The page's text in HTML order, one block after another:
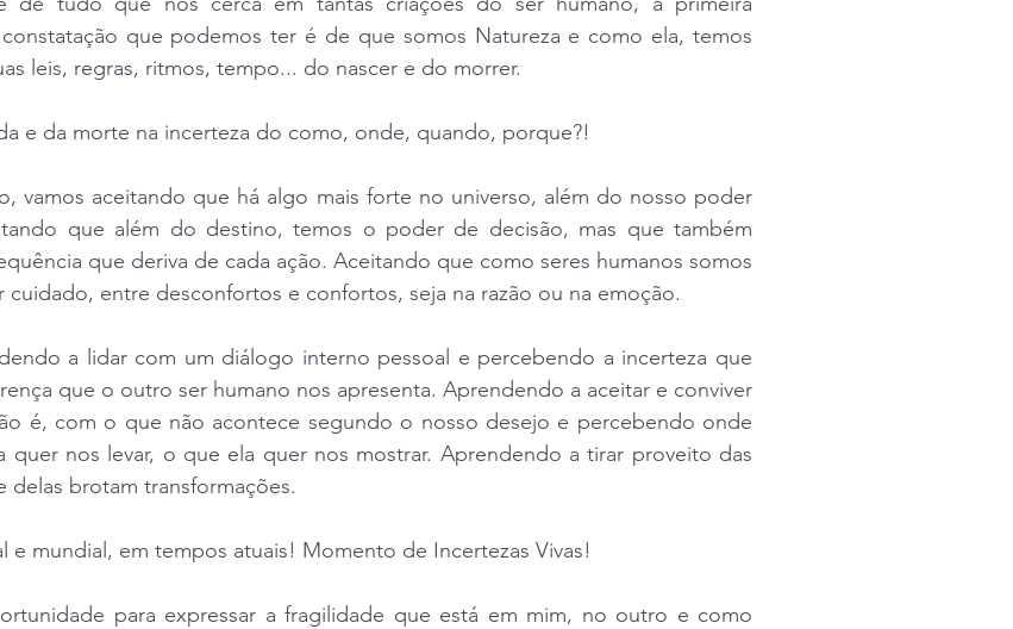
que podemos ter é de que somos Natureza e como ela, temos
leis, regras, ritmos, tempo... do nascer e do morrer.
e da morte na incerteza do como, onde, quando, porque?!
vamos aceitando que há algo mais forte no universo, além do nosso poder
que além do destino, temos o poder de decisão, mas que também
que deriva de cada ação. Aceitando que como seres humanos somos
cuidado, entre desconfortos e confortos, seja na razão ou na emoção.
a lidar com um diálogo interno pessoal e percebendo a incerteza que
que o outro ser humano nos apresenta. Aprendendo a aceitar e conviver
é, com o que não acontece segundo o nosso desejo e percebendo onde
quer nos levar, o que ela quer nos mostrar. Aprendendo a tirar proveito das
delas brotam transformações.
e mundial, em tempos atuais! Momento de Incertezas Vivas!
para expressar a fragilidade que está em mim, no outro e como